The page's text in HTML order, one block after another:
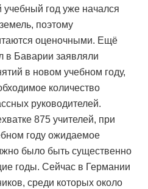
год уже начался
поэтому
оценочными. Ещё
в Баварии заявляли
в новом учебном году,
количество
руководителей.
875 учителей, при
году ожидаемое
было быть существенно
годы. Сейчас в Германии
среди которых около